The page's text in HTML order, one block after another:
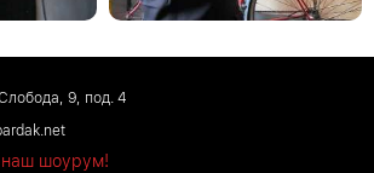
#инструменты
9, под. 4
наш шоурум!